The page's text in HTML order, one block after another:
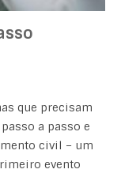
que precisam
a passo e
civil – um
evento